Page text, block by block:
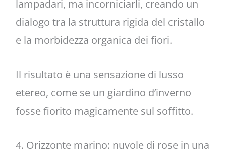
lampadari, ma incorniciarli, creando un
dialogo tra la struttura rigida del cristallo
e la morbidezza organica dei fiori.
Il risultato è una sensazione di lusso
etereo, come se un giardino d’inverno
fosse fiorito magicamente sul soffitto.
4. Orizzonte marino: nuvole di rose in una